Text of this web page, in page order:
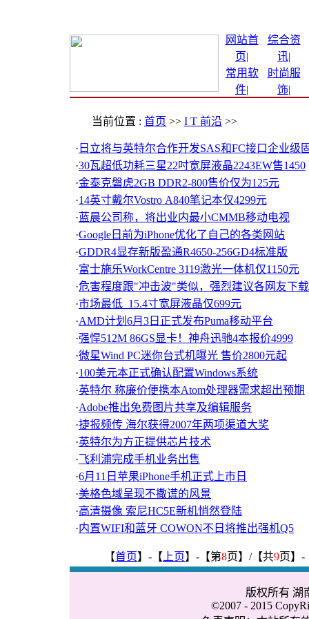
网站首
页|
综合资
讯|
常用软
件|
时尚服
饰|
当前位置 : 首页 >> I T 前沿 >>
· 日立将与英特尔合作开发SAS和FC接口企业级
·30瓦超低功耗三星22吋宽屏液晶2243EW售1450
·金泰克磐虎2GB DDR2-800售价仅为125元
·14英寸戴尔Vostro A840笔记本仅4299元
·蓝晨公司称，将出业内最小CMMB移动电视
·Google日前为iPhone优化了自己的各类网站
·GDDR4显存新版盈通R4650-256GD4标准版
·富士施乐WorkCentre 3119激光一体机仅1150元
·危害程度跟"冲击波"类似，强烈建议各网友下
·市场最低 15.4寸宽屏液晶仅699元
·AMD计划6月3日正式发布Puma移动平台
·强悍512M 86GS显卡！神舟迅驰4本报价4999
·微星Wind PC迷你台式机曝光 售价2800元起
·100美元本正式确认配置Windows系统
·英特尔 称廉价便携本Atom处理器需求超出预期
·Adobe推出免费图片共享及编辑服务
·捷报频传 海尔获得2007年两项渠道大奖
·英特尔为方正提供芯片技术
·飞利浦完成手机业务出售
·6月11日苹果iPhone手机正式上市日
·美格色域呈现不撒谎的风景
·高清摄像 索尼HC5E新机悄然登陆
·内置WIFI和蓝牙 COWON不日将推出强机Q5
【首页】-【 上页】-【第8页】/【共9页】-
版权所有
©2007 - 2015